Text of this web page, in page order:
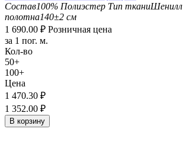
Состав100% Полиэстер Тип тканиШенилл
полотна140±2 см
1 690.00 ₽ Розничная цена
за 1 пог. м.
Кол-во
50+
100+
Цена
1 470.30 ₽
1 352.00 ₽
В корзину